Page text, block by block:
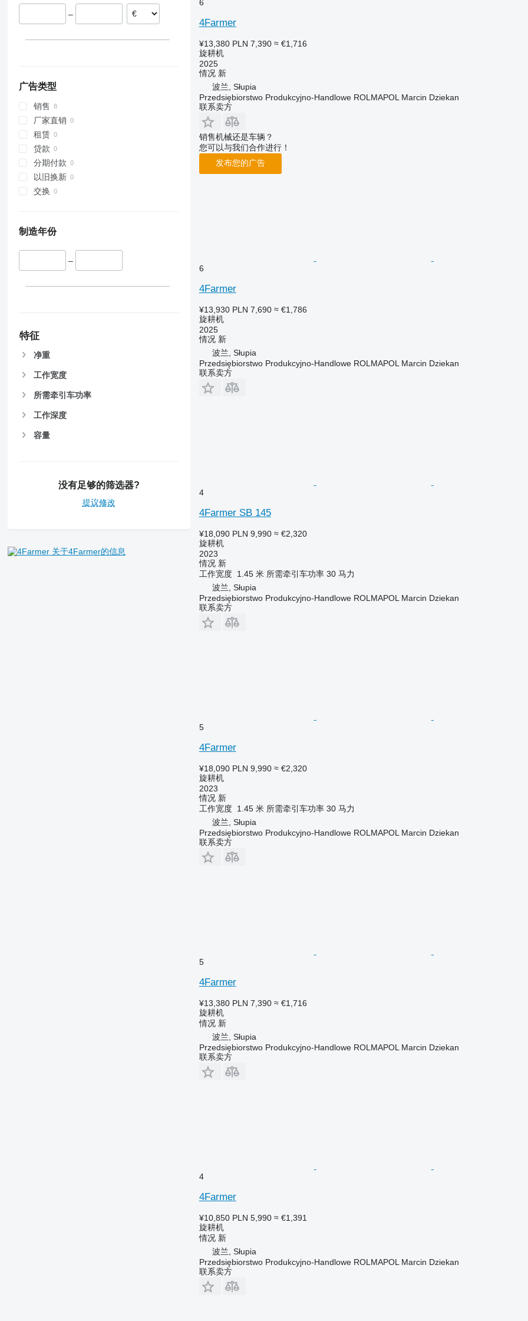
–
广告类型
销售
厂家直销
租赁
贷款
分期付款
以旧换新
交换
制造年份
–
特征
净重
工作宽度
所需牵引车功率
工作深度
容量
没有足够的筛选器?
提议修改
关于4Farmer的信息
6
4Farmer
¥13,380 PLN 7,390 ≈ €1,716
旋耕机
2025
情况新
波兰, Słupia
Przedsiębiorstwo Produkcyjno-Handlowe ROLMAPOL Marcin Dziekan
联系卖方
销售机械还是车辆？
您可以与我们合作进行！
发布您的广告
6
4Farmer
¥13,930 PLN 7,690 ≈ €1,786
旋耕机
2025
情况新
波兰, Słupia
Przedsiębiorstwo Produkcyjno-Handlowe ROLMAPOL Marcin Dziekan
联系卖方
4
4Farmer SB 145
¥18,090 PLN 9,990 ≈ €2,320
旋耕机
2023
情况新
工作宽度 1.45 米 所需牵引车功率 30 马力
波兰, Słupia
Przedsiębiorstwo Produkcyjno-Handlowe ROLMAPOL Marcin Dziekan
联系卖方
5
4Farmer
¥18,090 PLN 9,990 ≈ €2,320
旋耕机
2023
情况新
工作宽度 1.45 米 所需牵引车功率 30 马力
波兰, Słupia
Przedsiębiorstwo Produkcyjno-Handlowe ROLMAPOL Marcin Dziekan
联系卖方
5
4Farmer
¥13,380 PLN 7,390 ≈ €1,716
旋耕机
情况新
波兰, Słupia
Przedsiębiorstwo Produkcyjno-Handlowe ROLMAPOL Marcin Dziekan
联系卖方
4
4Farmer
¥10,850 PLN 5,990 ≈ €1,391
旋耕机
情况新
波兰, Słupia
Przedsiębiorstwo Produkcyjno-Handlowe ROLMAPOL Marcin Dziekan
联系卖方